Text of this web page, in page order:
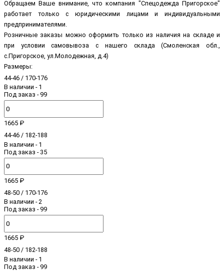
Обращаем Ваше внимание, что компания "Спецодежда Пригорское"
работает только с юридическими лицами и индивидуальными
предпринимателями.
Розничные заказы можно оформить только из наличия на складе и
при условии самовывоза с нашего склада (Смоленская обл.,
с.Пригорское, ул.Молодежная, д.4)
Размеры:
44-46 / 170-176
В наличии - 1
Под заказ - 99
1665 ₽
44-46 / 182-188
В наличии - 1
Под заказ - 35
1665 ₽
48-50 / 170-176
В наличии - 2
Под заказ - 99
1665 ₽
48-50 / 182-188
В наличии - 1
Под заказ - 99